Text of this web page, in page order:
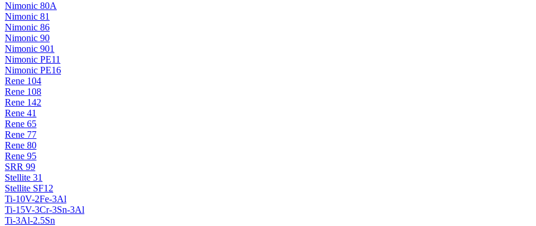
Nimonic 80A
Nimonic 81
Nimonic 86
Nimonic 90
Nimonic 901
Nimonic PE11
Nimonic PE16
Rene 104
Rene 108
Rene 142
Rene 41
Rene 65
Rene 77
Rene 80
Rene 95
SRR 99
Stellite 31
Stellite SF12
Ti-10V-2Fe-3Al
Ti-15V-3Cr-3Sn-3Al
Ti-3Al-2.5Sn